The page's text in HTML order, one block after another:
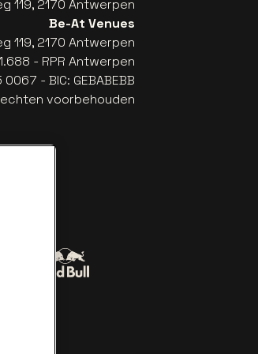
119, 2170 Antwerpen
Be-At Venues
119, 2170 Antwerpen
- RPR Antwerpen
- BIC: GEBABEBB
voorbehouden
Coca-Cola
Lillet in off-white